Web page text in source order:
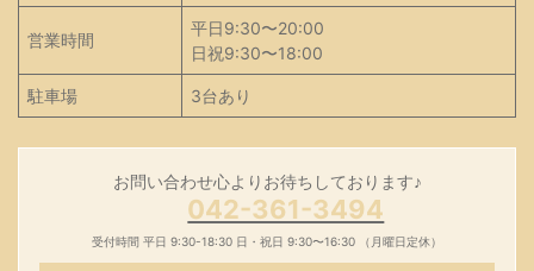
営業時間
平日9:30〜20:00
日祝9:30〜18:00
駐車場 3台あり
お問い合わせ心よりお待ちしております♪
042-361-3494
受付時間 平日 9:30-18:30 日・祝日 9:30〜16:30 （月曜日定休）